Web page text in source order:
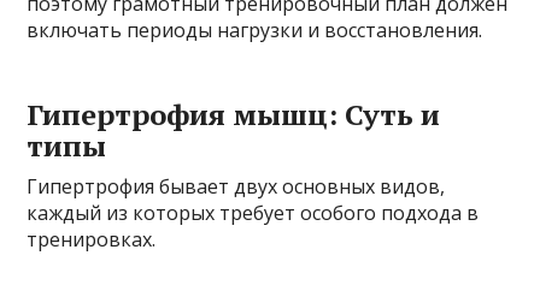
включать периоды нагрузки и восстановления.
Гипертрофия мышц: Суть и
типы
Гипертрофия бывает двух основных видов,
каждый из которых требует особого подхода в
тренировках.